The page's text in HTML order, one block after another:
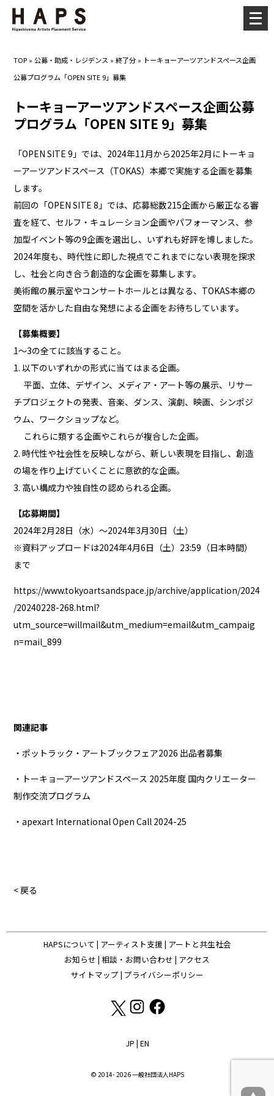
TOP »公募・助成・レジデンス »終了分 » トーキョーアーツアンドスペース企画
公募プログラム「OPEN SITE 9」募集
トーキョーアーツアンドスペース企画公募
プログラム「OPEN SITE 9」募集
「OPEN SITE 9」では、2024年11月から2025年2月にトーキョ
ーアーツアンドスペース（TOKAS）本郷で実施する企画を募集
します。
前回の「OPEN SITE 8」では、応募総数215企画から厳正なる審
査を経て、セルフ・キュレーション企画やパフォーマンス、参
加型イベント等の9企画を選出し、いずれも好評を博しました。
2024年度も、時代性に即した視点でこれまでにない表現を探求
し、社会と向き合う創造的な企画を募集します。
美術館の展示室やコンサートホールとは異なる、TOKAS本郷の
空間を活かした自由な発想による企画をお待ちしています。
【募集概要】
1～3の全てに該当すること。
1. 以下のいずれかの形式に当てはまる企画。
平面、立体、デザイン、メディア・アート等の展示、リサー
チプロジェクトの発表、音楽、ダンス、演劇、映画、シンポジ
ウム、ワークショップなど。
これらに類する企画やこれらが複合した企画。
2. 時代性や社会性を反映しながら、新しい表現を目指し、創造
の場を作り上げていくことに意欲的な企画。
3. 高い構成力や独自性の認められる企画。
【応募期間】
2024年2月28日（水）～2024年3月30日（土）
※資料アップロードは2024年4月6日（土）23:59（日本時間）
まで
https://www.tokyoartsandspace.jp/archive/application/2024
/20240228-268.html?
utm_source=willmail&utm_medium=email&utm_campaig
n=mail_899
関連記事
・ポットラック・アートブックフェア2026 出品者募集
・トーキョーアーツアンドスペース 2025年度 国内クリエーター
制作交流プログラム
・apexart International Open Call 2024-25
< 戻る
HAPSについて | アーティスト支援 | アートと共生社会
お知らせ | 相談・お問い合わせ | アクセス
サイトマップ | プライバシーポリシー
JP | EN
© 2014- 2026 一般社団法人HAPS
メ
ニ
ー
開